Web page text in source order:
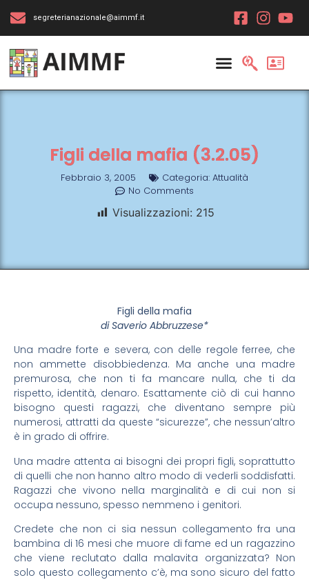
segreterianazionale@aimmf.it
Figli della mafia (3.2.05)
Febbraio 3, 2005 Categoria: Attualità
No Comments
Visualizzazioni: 215
Figli della mafia
di Saverio Abbruzzese*
Una madre forte e severa, con delle regole ferree, che
non ammette disobbiedenza. Ma anche una madre
premurosa, che non ti fa mancare nulla, che ti da
rispetto, identità, denaro. Esattamente ciò di cui hanno
bisogno questi ragazzi, che diventano sempre più
numerosi, attratti da queste “sicurezze”, che nessun’altro
è in grado di offrire.
Una madre attenta ai bisogni dei propri figli, soprattutto
di quelli che non hanno altro modo di vederli soddisfatti.
Ragazzi che vivono nella marginalità e di cui non si
occupa nessuno, spesso nemmeno i genitori.
Credete che non ci sia nessun collegamento fra una
bambina di 16 mesi che muore di fame ed un ragazzino
che viene reclutato dalla malavita organizzata? Non
solo questo collegamento c’è, ma sono sicuro del fatto